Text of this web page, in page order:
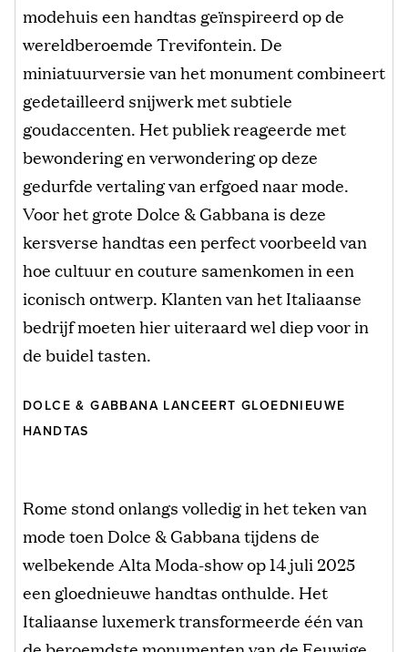
modehuis een handtas geïnspireerd op de
wereldberoemde Trevifontein. De
miniatuurversie van het monument combineert
gedetailleerd snijwerk met subtiele
goudaccenten. Het publiek reageerde met
bewondering en verwondering op deze
gedurfde vertaling van erfgoed naar mode.
Voor het grote Dolce & Gabbana is deze
kersverse handtas een perfect voorbeeld van
hoe cultuur en couture samenkomen in een
iconisch ontwerp. Klanten van het Italiaanse
bedrijf moeten hier uiteraard wel diep voor in
de buidel tasten.
DOLCE & GABBANA LANCEERT GLOEDNIEUWE
HANDTAS
Rome stond onlangs volledig in het teken van
mode toen Dolce & Gabbana tijdens de
welbekende Alta Moda-show op 14 juli 2025
een gloednieuwe handtas onthulde. Het
Italiaanse luxemerk transformeerde één van